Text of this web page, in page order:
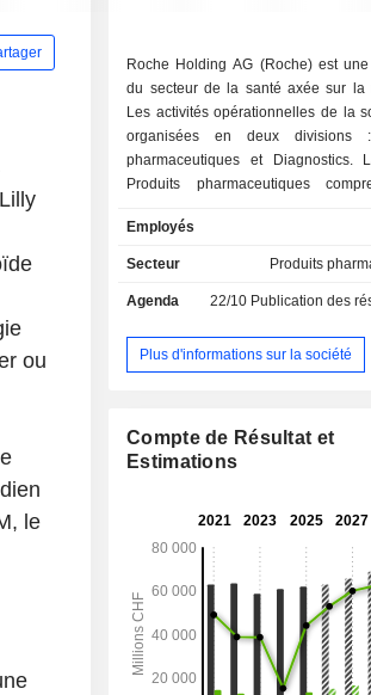
ou
le
Roche Holding AG (Roche) est
du secteur de la santé axée sur la
Les activités opérationnelles de la
organisées en deux divisions
pharmaceutiques et Diagnostics.
Produits pharmaceutiques
Chugai. La division Diagnostics
quatre domaines d'activité : Soins
professionnels et Diagnostics
domaines thérapeutiques,
l'oncologie, l'immunologie, les
comprennent Anaprox, Avastin,
Bondronat, CellCept, Cotellic,
Lariam, MabThera, Madopar,
Pegasys, Perjeta, Pulmozyme,
Rocephin et Roferon-A. La société
produits destinés aux chercheurs,
dans les domaines de l'analyse
l'expression génique, du
génome et de la purification
nucléiques.
Employés
Secteur Produits
Agenda 22/10 Publication des résultats
Plus d'informations sur la société
Compte de Résultat et
Estimations